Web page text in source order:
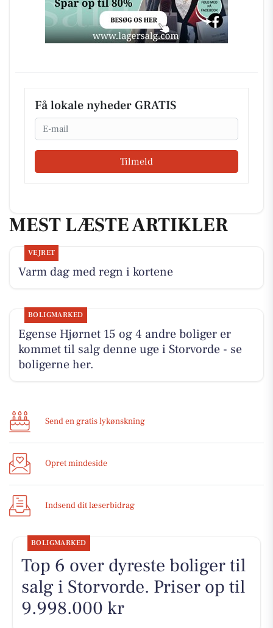
Få lokale nyheder GRATIS
Email
Tilmeld
MEST LÆSTE ARTIKLER
VEJRET
Varm dag med regn i kortene
BOLIGMARKED
Egense Hjørnet 15 og 4 andre boliger er
kommet til salg denne uge i Storvorde - se
boligerne her.
Send en gratis lykønskning
Opret mindeside
Indsend dit læserbidrag
BOLIGMARKED
Top 6 over dyreste boliger til
salg i Storvorde. Priser op til
9.998.000 kr